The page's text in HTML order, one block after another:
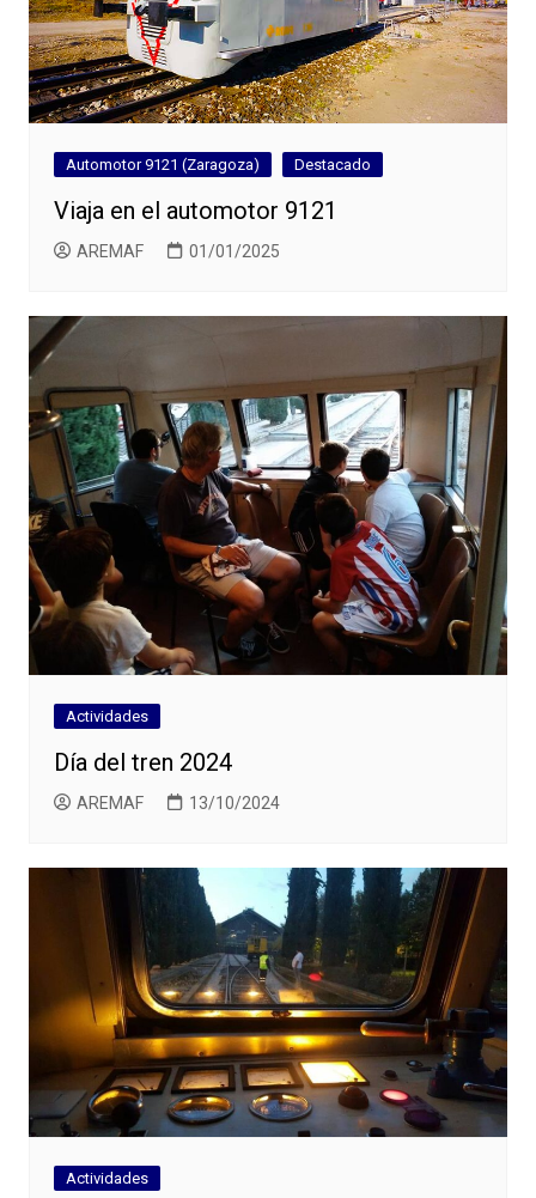
Automotor 9121 (Zaragoza) Destacado
Viaja en el automotor 9121
AREMAF 01/01/2025
Actividades
Día del tren 2024
AREMAF 13/10/2024
Actividades